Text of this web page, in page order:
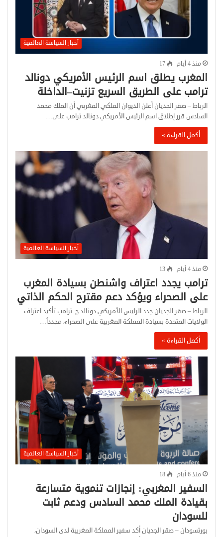
أخبار السياسة العالمية
منذ 4 أيام 17
المغرب يطلق اسم الرئيس الأمريكي دونالد
ترامب على الطريق السريع تزنيت–الداخلة
الرباط – صقر الجديان أعلن الديوان الملكي المغربي أن الملك محمد
السادس قرر إطلاق اسم الرئيس الأمريكي دونالد ترامب على…
أكمل القراءة »
أخبار السياسة العالمية
منذ 4 أيام 13
ترامب يجدد اعتراف واشنطن بسيادة المغرب
على الصحراء ويؤكد دعم مقترح الحكم الذاتي
الرباط – صقر الجديان جدد الرئيس الأمريكي دونالد ج. ترامب تأكيد اعتراف
الولايات المتحدة بسيادة المملكة المغربية على الصحراء، مجدداً…
أكمل القراءة »
أخبار السياسة العالمية
منذ 6 أيام 18
السفير المغربي: إنجازات تنموية متسارعة
بقيادة الملك محمد السادس ودعم ثابت
للسودان
بورتسودان – صقر الجديان أكد سفير المملكة المغربية لدى السودان،